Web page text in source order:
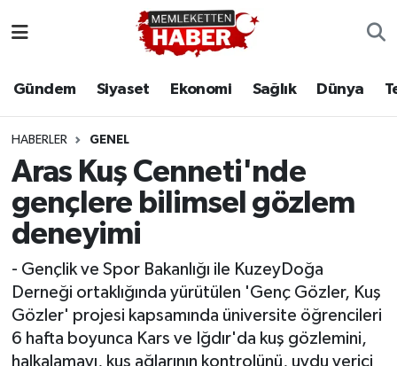
Gündem Siyaset Ekonomi Sağlık Dünya
HABERLER GENEL
Aras Kuş Cenneti'nde
gençlere bilimsel gözlem
deneyimi
- Gençlik ve Spor Bakanlığı ile KuzeyDoğa
Derneği ortaklığında yürütülen 'Genç Gözler, Kuş
Gözler' projesi kapsamında üniversite öğrencileri
6 hafta boyunca Kars ve Iğdır'da kuş gözlemini,
halkalamayı, kuş ağlarının kontrolünü, uydu verici